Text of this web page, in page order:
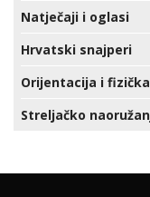
Natječaji i oglasi
Hrvatski snajperi
Orijentacija i
Streljačko